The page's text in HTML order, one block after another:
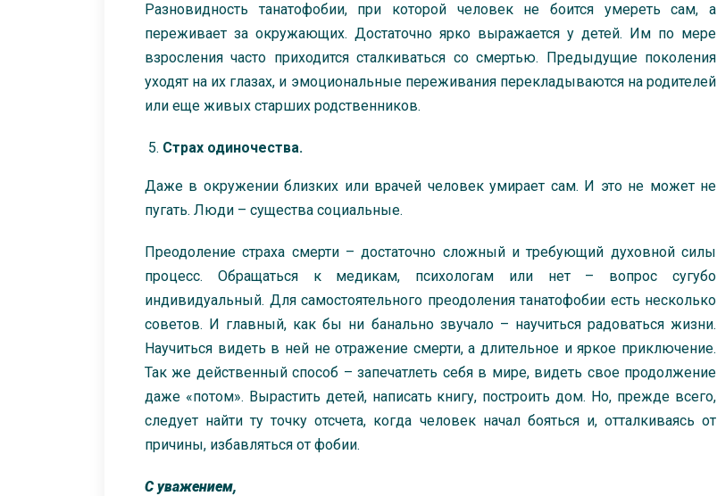
Разновидность танатофобии, при которой человек не боится умереть сам, а
переживает за окружающих. Достаточно ярко выражается у детей. Им по мере
взросления часто приходится сталкиваться со смертью. Предыдущие поколения
уходят на их глазах, и эмоциональные переживания перекладываются на родителей
или еще живых старших родственников.
Страх одиночества.
Даже в окружении близких или врачей человек умирает сам. И это не может не
пугать. Люди – существа социальные.
Преодоление страха смерти – достаточно сложный и требующий духовной силы
процесс. Обращаться к медикам, психологам или нет – вопрос сугубо
индивидуальный. Для самостоятельного преодоления танатофобии есть несколько
советов. И главный, как бы ни банально звучало – научиться радоваться жизни.
Научиться видеть в ней не отражение смерти, а длительное и яркое приключение.
Так же действенный способ – запечатлеть себя в мире, видеть свое продолжение
даже «потом». Вырастить детей, написать книгу, построить дом. Но, прежде всего,
следует найти ту точку отсчета, когда человек начал бояться и, отталкиваясь от
причины, избавляться от фобии.
С уважением,